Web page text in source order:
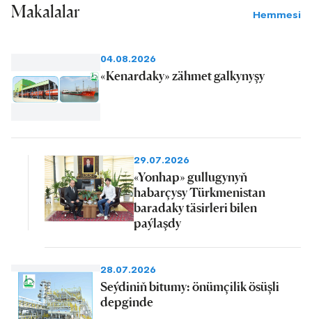
Makalalar Hemmesi
04.08.2026
«Kenardaky» zähmet galkynyşy
29.07.2026
«Yonhap» gullugynyň
habarçysy Türkmenistan
baradaky täsirleri bilen
paýlaşdy
28.07.2026
Seýdiniň bitumy: önümçilik ösüşli
depginde